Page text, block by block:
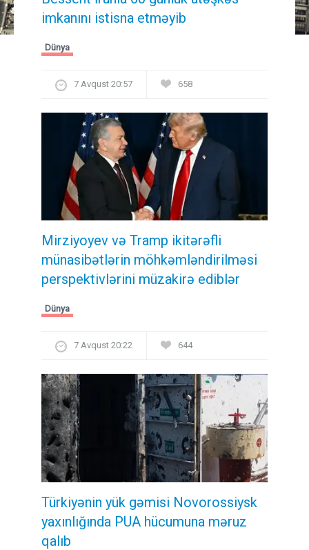
imkanını istisna etməyib
Dünya
7 Avqust 20:57 658
Mirziyoyev və Tramp ikitərəfli
münasibətlərin möhkəmləndirilməsi
perspektivlərini müzakirə ediblər
Dünya
7 Avqust 20:22 644
Türkiyənin yük gəmisi Novorossiysk
yaxınlığında PUA hücumuna məruz
qalıb